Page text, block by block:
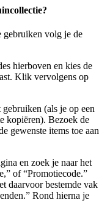
gebruiken volg je de
hierboven en kies de
Klik vervolgens op
(als je op een
kopiëren). Bezoek de
gewenste items toe aan
en zoek je naar het
of “Promotiecode.”
daarvoor bestemde vak
Rond hierna je